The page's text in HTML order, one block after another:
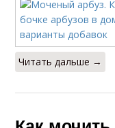
Читать дальше →